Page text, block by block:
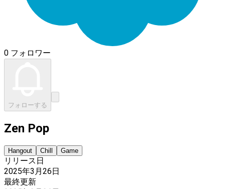
0 フォロワー
フォローする
Zen Pop
Hangout Chill Game
リリース日
2025年3月26日
最終更新